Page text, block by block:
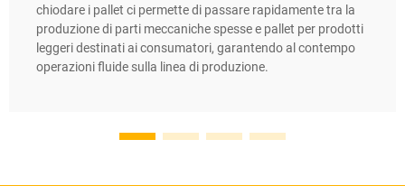
chiodare i pallet ci permette di passare rapidamente tra la
produzione di parti meccaniche spesse e pallet per prodotti
leggeri destinati ai consumatori, garantendo al contempo
operazioni fluide sulla linea di produzione.